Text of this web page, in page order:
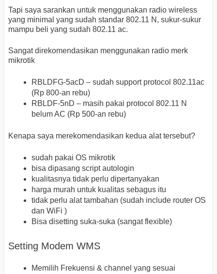
Tapi saya sarankan untuk menggunakan radio wireless
yang minimal yang sudah standar 802.11 N, sukur-sukur
mampu beli yang sudah 802.11 ac.
Sangat direkomendasikan menggunakan radio merk
mikrotik
RBLDFG-5acD – sudah support protocol 802.11ac
(Rp 800-an rebu)
RBLDF-5nD – masih pakai protocol 802.11 N
belum AC (Rp 500-an rebu)
Kenapa saya merekomendasikan kedua alat tersebut?
sudah pakai OS mikrotik
bisa dipasang script autologin
kualitasnya tidak perlu dipertanyakan
harga murah untuk kualitas sebagus itu
tidak perlu alat tambahan (sudah include router OS
dan WiFi )
Bisa disetting suka-suka (sangat flexible)
Setting Modem WMS
Memilih Frekuensi & channel yang sesuai